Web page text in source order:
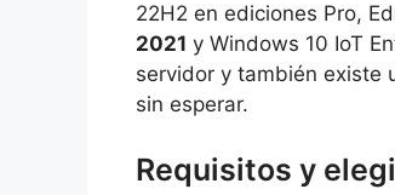
22H2 en ediciones Pro,
2021 y Windows 10 IoT
servidor y también existe
sin esperar.
Requisitos y